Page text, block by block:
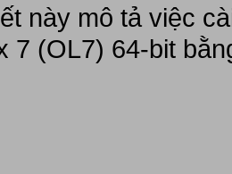
này mô tả việc
7 (OL7) 64-bit